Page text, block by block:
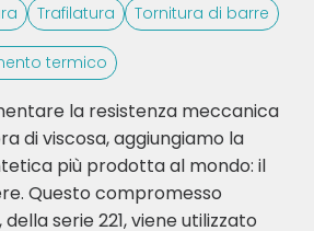
Trafilatura Tornitura di barre
termico
la resistenza meccanica
di viscosa, aggiungiamo la
più prodotta al mondo: il
Questo compromesso
serie 221, viene utilizzato